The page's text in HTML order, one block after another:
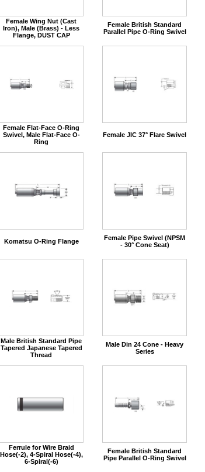
Female Wing Nut (Cast
Iron), Male (Brass) - Less
Flange, DUST CAP
Female British Standard
Parallel Pipe O-Ring Swivel
Female Flat-Face O-Ring
Swivel, Male Flat-Face O-
Ring
Female JIC 37° Flare Swivel
Komatsu O-Ring Flange
Female Pipe Swivel (NPSM
- 30° Cone Seat)
Male British Standard Pipe
Tapered Japanese Tapered
Thread
Male Din 24 Cone - Heavy
Series
Ferrule for Wire Braid
Hose(-2), 4-Spiral Hose(-4),
6-Spiral(-6)
Female British Standard
Pipe Parallel O-Ring Swivel